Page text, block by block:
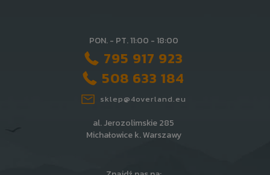
PON. - PT. 11:00 - 18:00
795 917 923
508 633 184
sklep@4overland.eu
al. Jerozolimskie 285
Michałowice k. Warszawy